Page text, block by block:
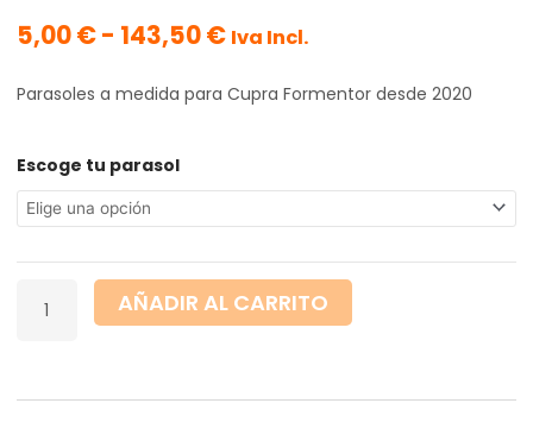
5,00€- 143,50€Rango
precios:
desde
143,50 €
Iva Incl.
Parasoles a medida para Cupra Formentor desde 2020
Escoge tu parasol
Cupra
Formentor
desde
cantidad
AÑADIR AL CARRITO